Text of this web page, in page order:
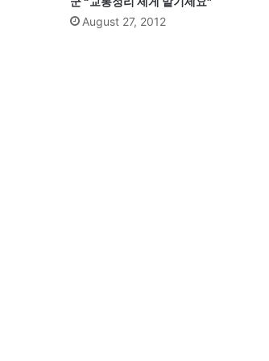
August 27, 2012